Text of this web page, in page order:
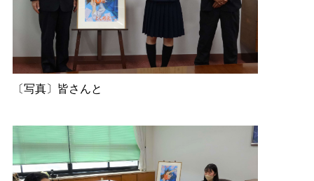
〔写真〕皆さんと